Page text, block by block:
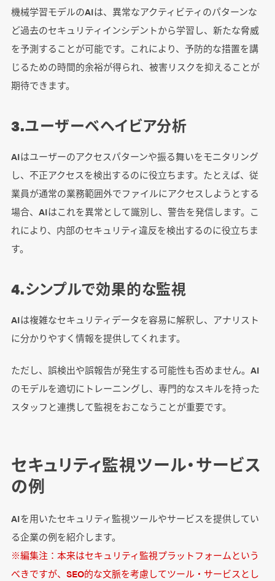
機械学習モデルのAIは、異常なアクティビティのパターンな
ど過去のセキュリティインシデントから学習し、新たな脅威
を予測することが可能です。これにより、予防的な措置を講
じるための時間的余裕が得られ、被害リスクを抑えることが
期待できます。
3.ユーザーベヘイビア分析
AIはユーザーのアクセスパターンや振る舞いをモニタリング
し、不正アクセスを検出するのに役立ちます。たとえば、従
業員が通常の業務範囲外でファイルにアクセスしようとする
場合、AIはこれを異常として識別し、警告を発信します。こ
れにより、内部のセキュリティ違反を検出するのに役立ちま
す。
4.シンプルで効果的な監視
AIは複雑なセキュリティデータを容易に解釈し、アナリスト
に分かりやすく情報を提供してくれます。
ただし、誤検出や誤報告が発生する可能性も否めません。AI
のモデルを適切にトレーニングし、専門的なスキルを持った
スタッフと連携して監視をおこなうことが重要です。
セキュリティ監視ツール・サービス
の例
AIを用いたセキュリティ監視ツールやサービスを提供してい
る企業の例を紹介します。
※編集注：本来はセキュリティ監視プラットフォームという
べきですが、SEO的な文脈を考慮してツール・サービスとし